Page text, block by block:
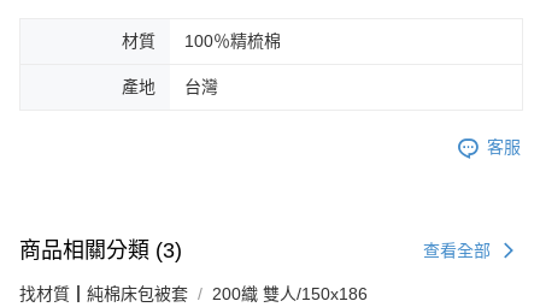
材質 100％精梳棉
產地 台灣
客服
商品相關分類 (3) 查看全部
找材質┃純棉床包被套 200織 雙人/150x186